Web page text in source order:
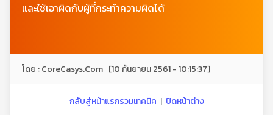
และใช้เอาผิดกับผู้ที่กระทำความผิดได้
โดย : CoreCasys.Com [10 กันยายน 2561 - 10:15:37]
กลับสู่หน้าแรกรวมเทคนิค | ปิดหน้าต่าง